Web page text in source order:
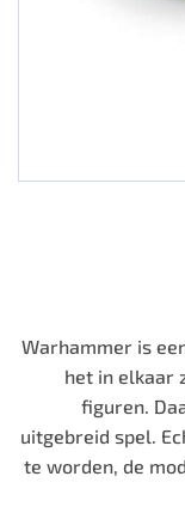
Warhammer is
het in elkaar
figuren.
uitgebreid spel.
te worden, de